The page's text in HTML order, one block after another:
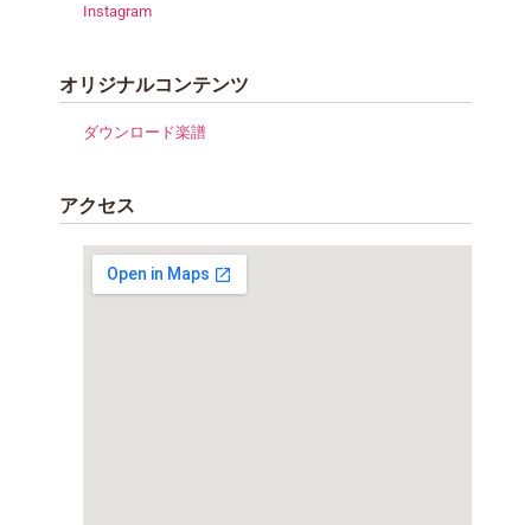
Instagram
オリジナルコンテンツ
ダウンロード楽譜
アクセス